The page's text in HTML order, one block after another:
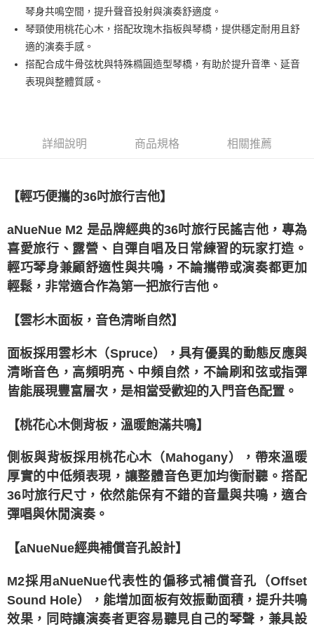
【大哥付你分期使用說明】
1.本服務由台灣大哥大提供，台灣大哥大用戶可立即使用無須另外申請。
2.付款方式選擇「大哥付你分期」，訂單成立後會自動跳轉到大哥付的交易
流程，驗證手機門號後，選擇欲分期的期數、繳款截止日，確認付款後即完
3.實際核准額度、可分期數及費用金額請依後續交易確認頁面所載為準。
4.訂單成立30分鐘內，如未前往確認交易或遇審核未通過，訂單將自動取
醒簡訊。
【注意事項】
用戶於交易時，得透過本服務購買商品或服務，並由商店將買賣／分期付款
買賣價金債權讓與本公司後，依約使用本公司帳單繳交帳款。
2.基於同意付款使用「大哥付你分期」之契約關係目的，商店將以您的個人
資料（包含姓名、電話或地址）提供予台灣大哥大進項蒐集、處理及利用，
由本公司與您本人進行分期帳單所需資料之確認、核對及更正。
3.完整用戶服務條款，請詳閱以下連結：https://oppay.tw/userRule
ATM付款
運送方式
琴身共鳴空間，提升聲音投射與演奏舒適度。
琴頸使用桃花心木，搭配玫瑰木指板與琴橋，提供穩定耐用且舒
適的演奏手感。
搭配合成牛骨弦枕與特殊橢圓造型琴橋，有助於提升音準、延音
表現與整體質感。
詳細說明 商品規格 相關推薦
【輕巧便攜的36吋旅行吉他】
aNueNue M2 是品牌經典的36吋旅行民謠吉他，專為
喜愛旅行、露營、自彈自唱及日常練習的玩家打造。
輕巧琴身兼顧舒適性與共鳴，不論攜帶或演奏都更加
輕鬆，非常適合作為第一把旅行吉他。
【雲杉木面板，音色清晰自然】
面板採用雲杉木（Spruce），具有優異的動態反應與
清晰音色，高頻明亮、中頻自然，不論刷和弦或指彈
皆能展現豐富層次，是相當受歡迎的入門音色配置。
【桃花心木側背板，溫暖飽滿共鳴】
側板與背板採用桃花心木（Mahogany），帶來溫暖
厚實的中低頻表現，讓整體音色更加均衡耐聽。搭配
36吋旅行尺寸，依然能保有不錯的音量與共鳴，適合
彈唱與休閒演奏。
【aNueNue經典補償音孔設計】
M2採用aNueNue代表性的偏移式補償音孔（Offset
Sound Hole），能增加面板有效振動面積，提升共鳴
效果，同時讓演奏者更容易聽見自己的琴聲，兼具設